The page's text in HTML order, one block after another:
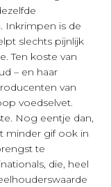
Inkrimpen is de
slechts pijnlijk
Ten koste van
– en haar
van
voedselvet.
Nog eentje dan,
minder gif ook in
te
die, heel